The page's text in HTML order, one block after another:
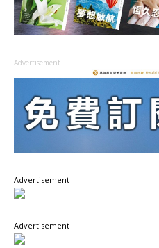
Advertisement
Advertisement
Advertisement